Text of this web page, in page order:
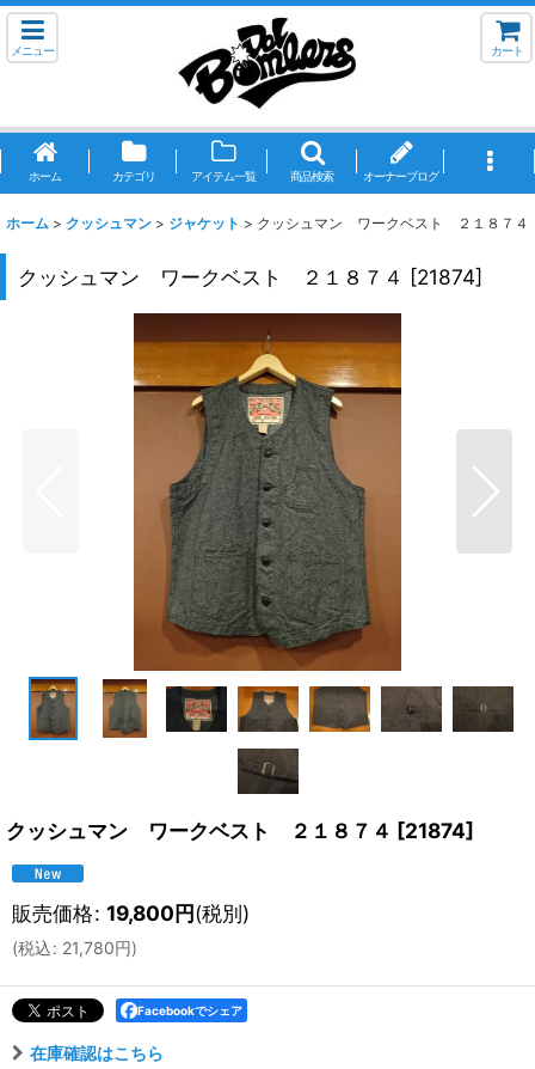
メニュー カート
ホーム カテゴリ アイテム一覧 商品検索 オーナーブログ
ホーム > クッシュマン > ジャケット > クッシュマン ワークベスト ２１８７４
クッシュマン ワークベスト ２１８７４ [21874]
クッシュマン ワークベスト ２１８７４ [21874]
販売価格: 19,800円(税別)
(税込: 21,780円)
Facebookでシェア
在庫確認はこちら